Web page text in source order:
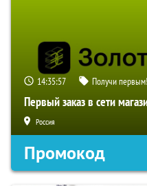
14:35:56 Получи первым!
Первый заказ в сети
Россия
Промокод